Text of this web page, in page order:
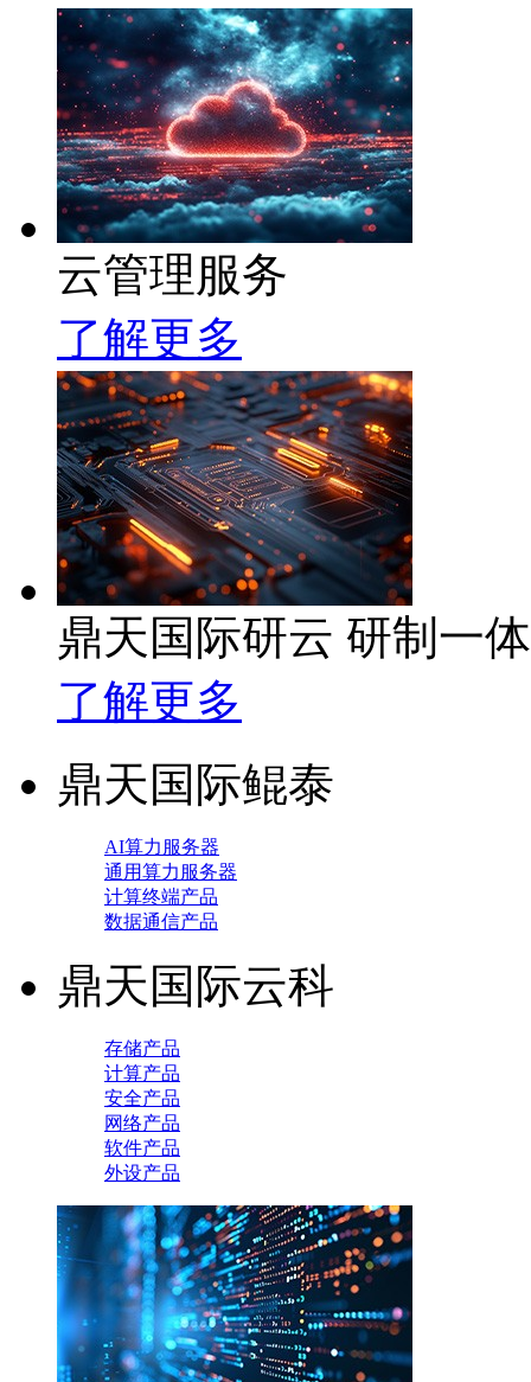
云管理服务
了解更多
鼎天国际研云 研制一
了解更多
鼎天国际鲲泰
AI算力服务器
通用算力服务器
计算终端产品
数据通信产品
鼎天国际云科
存储产品
计算产品
安全产品
网络产品
软件产品
外设产品